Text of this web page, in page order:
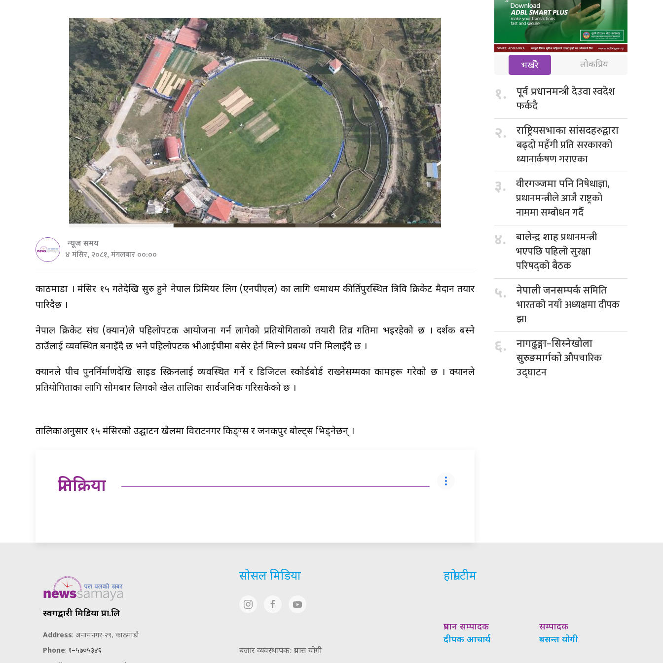
न्यूज समय
४ मंसिर, २०८१, मंगलबार ००:००
काठमाडौं । मंसिर १५ गतेदेखि सुरु हुने नेपाल प्रिमियर लिग (एनपीएल) का लागि धमाधम कीर्तिपुरस्थित त्रिवि क्रिकेट मैदान तयार
पारिदैछ ।
नेपाल क्रिकेट संघ (क्यान)ले पहिलोपटक आयोजना गर्न लागेको प्रतियोगिताको तयारी तिव्र गतिमा भइरहेको छ । दर्शक बस्ने
ठाउँलाई व्यवस्थित बनाइँदै छ भने पहिलोपटक भीआईपीमा बसेर हेर्न मिल्ने प्रबन्ध पनि मिलाइँदै छ ।
क्यानले पीच पुनर्निर्माणदेखि साइड स्क्रिनलाई व्यवस्थित गर्ने र डिजिटल स्कोर्डबोर्ड राख्नेसम्मका कामहरू गरेको छ । क्यानले
प्रतियोगिताका लागि सोमबार लिगको खेल तालिका सार्वजनिक गरिसकेको छ ।
तालिकाअनुसार १५ मंसिरको उद्घाटन खेलमा विराटनगर किङ्ग्स र जनकपुर बोल्ट्स भिड्नेछन् ।
प्रतिक्रिया
भर्खरै लोकप्रिय
१. पूर्व प्रधानमन्त्रीदेउवा स्वदेश
फर्कदै
२. राष्ट्रियसभाका सांसदहरुद्वारा
बढ्दो महँगी प्रति सरकारको
ध्यानार्कषण गराएका
३. वीरगञ्जमा पनिनिषेधाज्ञा,
प्रधानमन्त्रीले आजै राष्ट्रको
नाममा सम्बोधन गर्दै
४. बालेन्द्र शाहप्रधानमन्त्री
भएपछि पहिलो सुरक्षा
परिषद्को बैठक
५. नेपाली जनसम्पर्कसमिति
भारतको नयाँ अध्यक्षमा दीपक
झा
६.
नागढुङ्गा–सिस्नेखोला
सुरुङमार्गकोऔपचारिक
उद्घाटन
स्वर्गद्वारी मिडिया प्रा.लि
Address: अनामनगर-२९, काठमाडौ
Phone: १–५७०५३४६
सोसल मिडिया
बजार व्यवस्थापक: प्रयास योगी
हाम्रो टीम
प्रधान सम्पादक
दीपक आचार्य
सम्पादक
बसन्त योगी